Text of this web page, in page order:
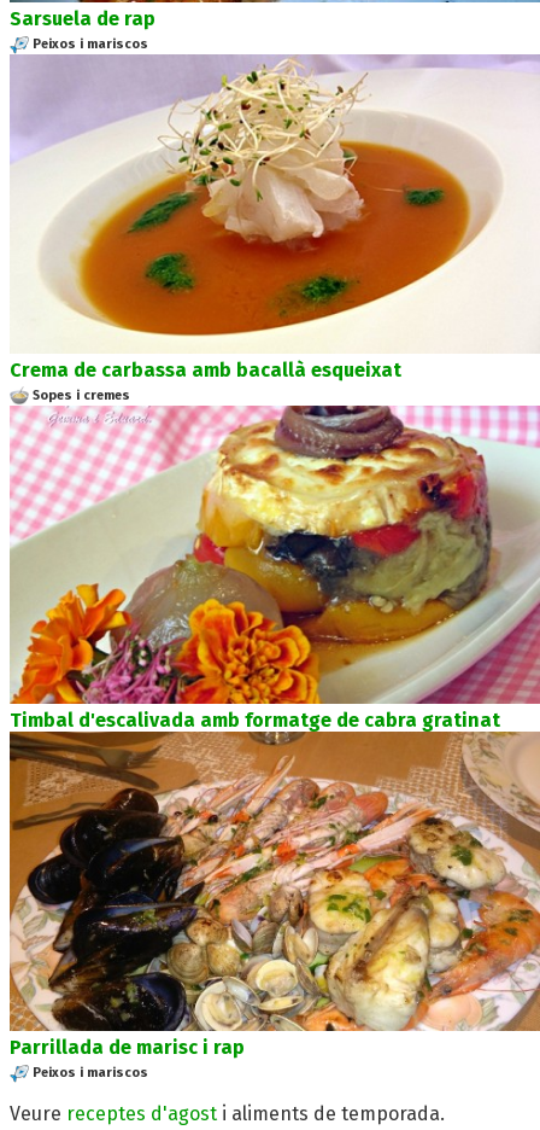
Sarsuela de rap
Peixos i mariscos
Crema de carbassa amb bacallà esqueixat
Sopes i cremes
Timbal d'escalivada amb formatge de cabra gratinat
Parrillada de marisc i rap
Peixos i mariscos
Veure receptes d'agost i aliments de temporada.